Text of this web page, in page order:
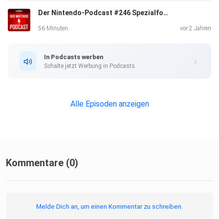
00:50 - Gewinnspiel: Wir verlosen 3x Super Mario Odyssey
für
Meilenstein
Odyssey 56:30 - Die abwechslungsreichen Welten in Super
Der Nintendo-Podcast #246 Spezialfolge: Der Charme und die Videospieladaptionen von One Piece
56 Minuten vor 2 Jahren
In Podcasts werben
Schalte jetzt Werbung in Podcasts.
Alle Episoden anzeigen
Kommentare (0)
Melde Dich an, um einen Kommentar zu schreiben.